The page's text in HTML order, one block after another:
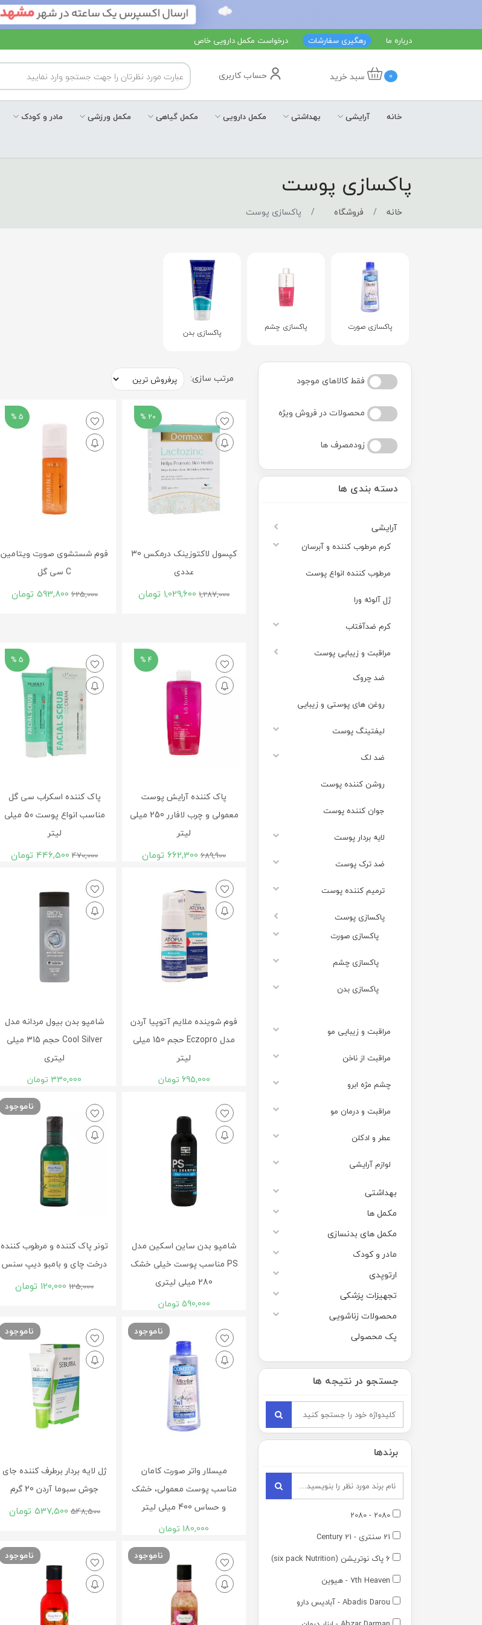
درباره ما رهگیری سفارشات درخواست مکمل دارویی خاص
0 سبد خرید حساب کاربری
خانه آرایشی بهداشتی مکمل دارویی مکمل گیاهی مکمل ورزشی مادر و کودک
پاکسازی پوست
خانه فروشگاه پاکسازی پوست
پاکسازی صورت پاکسازی چشم پاکسازی بدن
فقط کالاهای موجود
محصولات در فروش ویژه
زودمصرف ها
دسته بندی ها
آرایشی
کرم مرطوب کننده و آبرسان
مرطوب کننده انواع پوست
ژل آلوئه ورا
کرم ضدآفتاب
مراقبت و زیبایی پوست
ضد چروک
روغن های پوستی و زیبایی
لیفتینگ پوست
ضد لک
روشن کننده پوست
جوان کننده پوست
لایه بردار پوست
ضد ترک پوست
ترمیم کننده پوست
پاکسازی پوست
پاکسازی صورت
پاکسازی چشم
پاکسازی بدن
مراقبت و زیبایی مو
مراقبت از ناخن
چشم مژه ابرو
مراقبت و درمان مو
عطر و ادکلن
لوازم آرایشی
بهداشتی
مکمل ها
مکمل های بدنسازی
مادر و کودک
ارتوپدی
تجهیزات پزشکی
محصولات زناشویی
پک محصولی
جستجو در نتیجه ها
برندها
2080 - 2080
21 سنتری - 21 Century
6 پاک نوتریشن (six pack Nutrition)
7th Heaven - هیوین
Abadis Darou - آبادیس دارو
مرتب سازی:
20 %
کپسول لاکتوزینک درمکس 30
عددی
1,287,000
1,029,600 تومان
5 %
فوم شستشوی صورت ویتامین
C سی گل
625,000
593,800 تومان
4 %
پاک کننده آرایش پوست
معمولی و چرب لافارر 250 میلی
لیتر
689,900
662,300تومان
5 %
پاک کننده اسکراب سی گل
مناسب انواع پوست ۵۰ میلی
لیتر
470,000
446,500 تومان
فوم شوینده ملایم آتوپیا آردن
مدل Eczopro حجم 150 میلی
لیتر
695,000 تومان
شامپو بدن بیول مردانه مدل
Cool Silver حجم 315 میلی
لیتری
330,000 تومان
شامپو بدن ساين اسکين مدل
PS مناسب پوست خيلی خشک
280 ميلی لیتری
590,000 تومان
ناموجود
تونر پاک کننده و مرطوب کننده
درخت چای و بامبو دیپ سنس
125,000
120,000 تومان
ناموجود
میسلار واتر صورت کامان
مناسب پوست معمولی، خشک
و حساس 400 میلی لیتر
180,000 تومان
ناموجود
ژل لایه بردار برطرف کننده جای
جوش سبوما آردن 20 گرم
548,500
537,500 تومان
ناموجود ناموجود